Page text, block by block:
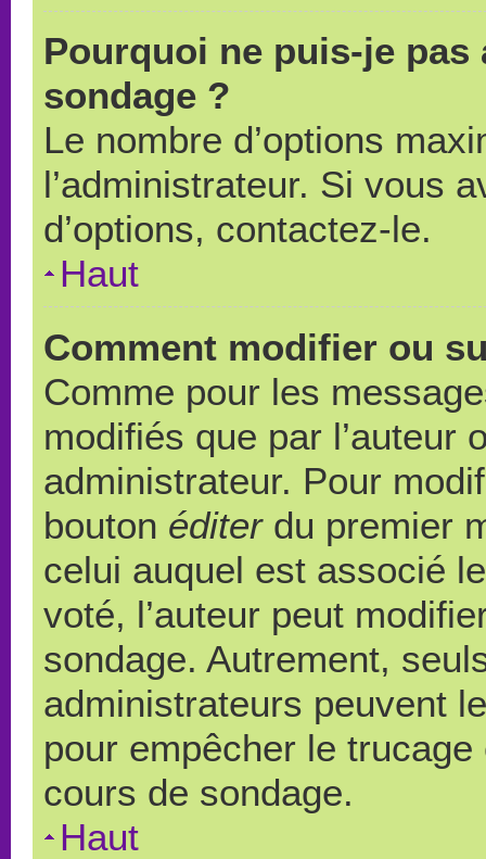
Pourquoi ne puis-je
sondage ?
Le nombre d’options
l’administrateur. Si vous
d’options, contactez-le.
Haut
Comment modifier ou
Comme pour les
modifiés que par l’auteur
administrateur. Pour
bouton éditerdu premier
celui auquel est associé
voté, l’auteur peut
sondage. Autrement,
administrateurs peuvent
pour empêcher le
cours de sondage.
Haut